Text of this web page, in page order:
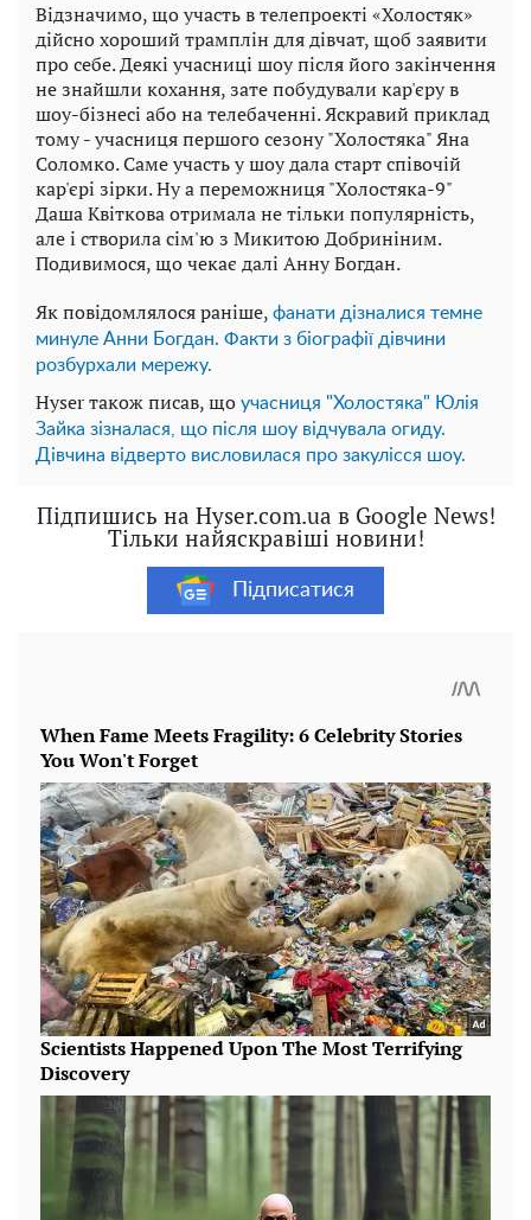
Відзначимо, що участь в телепроекті «Холостяк»
дійсно хороший трамплін для дівчат, щоб заявити
про себе. Деякі учасниці шоу після його закінчення
не знайшли кохання, зате побудували кар'єру в
шоу-бізнесі або на телебаченні. Яскравий приклад
тому - учасниця першого сезону "Холостяка" Яна
Соломко. Саме участь у шоу дала старт співочій
кар'єрі зірки. Ну а переможниця "Холостяка-9"
Даша Квіткова отримала не тільки популярність,
але і створила сім'ю з Микитою Добриніним.
Подивимося, що чекає далі Анну Богдан.
Як повідомлялося раніше, фанати дізналися темне
минуле Анни Богдан. Факти з біографії дівчини
розбурхали мережу.
Hyser також писав, що учасниця "Холостяка" Юлія
Зайка зізналася, що після шоу відчувала огиду.
Дівчина відверто висловилася про закулісся шоу.
Підпишись на Hyser.com.ua в Google News!
Тільки найяскравіші новини!
Підписатися